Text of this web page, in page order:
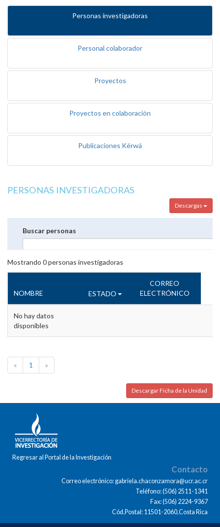
Personas investigadoras
Personal colaborador
Proyectos
Proyectos en colaboración
Publicaciones Kérwá
PERSONAS INVESTIGADORAS
Descargas
Buscar personas
Mostrando 0personas investigadoras
NOMBRE ESTADO
CORREO
ELECTRÓNICO
No hay datos
disponibles
« 1 »
Descargar Ficha de la Unidad
Regresar al Portal de la Investigación
Contacto
Correo electrónico: gabriela.chaconzamora@ucr.ac.cr
Teléfono: (506) 2511-1341
Fax: (506) 2224-9367
Cód.Postal: 11501-2060,Costa Rica